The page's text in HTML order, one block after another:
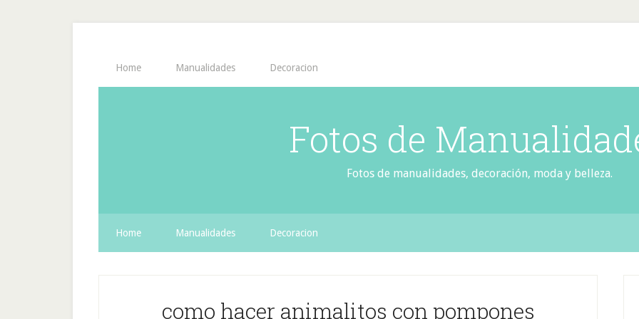
Home Manualidades Decoracion
Fotos de
Fotos de manualidades, decoración, moda y belleza.
Home Manualidades Decoracion
como hacer animalitos con pompones